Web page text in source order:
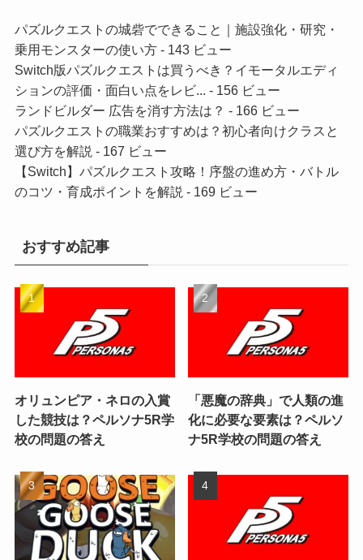
パズルクエストの城砦でできること｜施設強化・研究・
乗用モンスターの使い方- 143 ビュー
Switch版パズルクエストは買うべき？イモータルエディ
ションの評価・面白い点をレビ...
- 156 ビュー
ランドビルダー 広告を消す方法は？ - 166 ビュー
パズルクエストの職業おすすめは？初心者向けクラスと
選び方を解説 - 167 ビュー
【Switch】パズルクエスト攻略！序盤の進め方・バトル
のコツ・育成ポイントを解説 - 169 ビュー
おすすめ記事
オリュンピア・ネロの入賞
した競技は？ペルソナ5R学
校の問題の答え
「悪魔の辞典」で人類の進
化に必要な要素は？ペルソ
ナ5R学校の問題の答え